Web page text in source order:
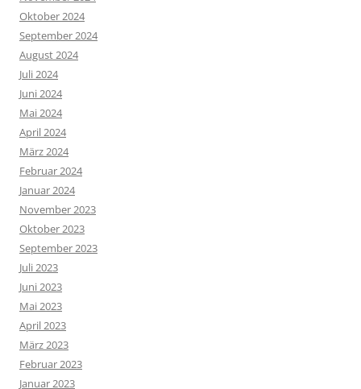
Oktober 2024
September 2024
August 2024
Juli 2024
Juni 2024
Mai 2024
April 2024
März 2024
Februar 2024
Januar 2024
November 2023
Oktober 2023
September 2023
Juli 2023
Juni 2023
Mai 2023
April 2023
März 2023
Februar 2023
Januar 2023